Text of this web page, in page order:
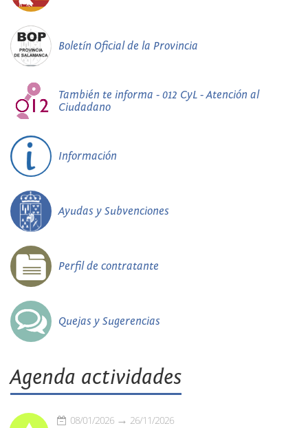
Boletín Oficial de la Provincia
También te informa - 012 CyL - Atención al
Ciudadano
Información
Ayudas y Subvenciones
Perfil de contratante
Quejas y Sugerencias
Agenda actividades
08/01/2026 26/11/2026